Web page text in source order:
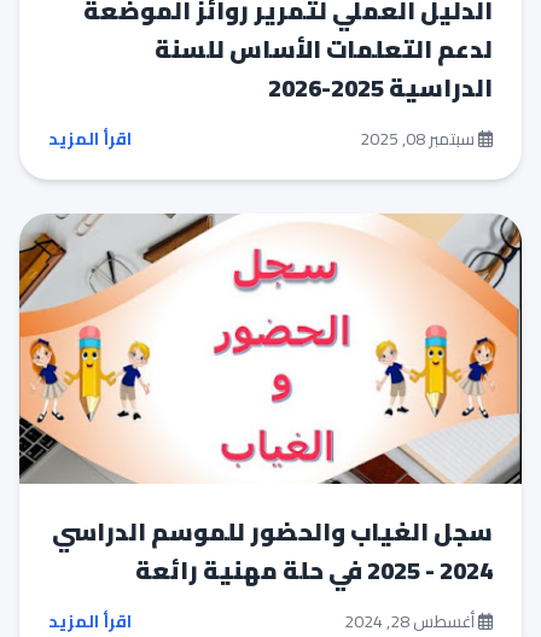
الدليل العملي لتمرير روائز الموضعة
لدعم التعلمات الأساس للسنة
الدراسية 2025-2026
سبتمبر 08, 2025 اقرأ المزيد
سجل الغياب والحضور للموسم الدراسي
2024 - 2025 في حلة مهنية رائعة
أغسطس 28, 2024 اقرأ المزيد